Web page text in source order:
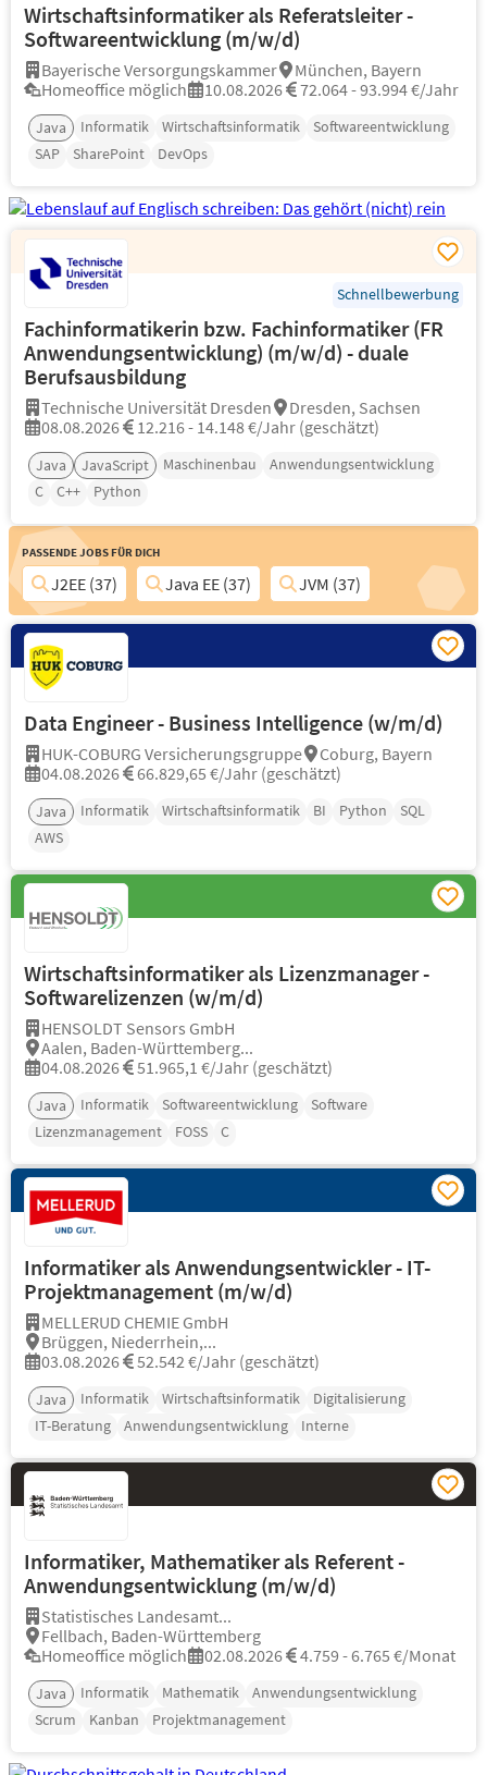
Wirtschaftsinformatiker als Referatsleiter -
Softwareentwicklung (m/w/d)
Bayerische Versorgungskammer
München, Bayern
Homeoffice möglich
10.08.2026 72.064 - 93.994 €/Jahr
Java Informatik Wirtschaftsinformatik
Softwareentwicklung
SAP
SharePoint DevOps
Schnellbewerbung
Fachinformatikerin bzw. Fachinformatiker (FR
Anwendungsentwicklung) (m/w/d) - duale
Berufsausbildung
Technische Universität Dresden
Dresden, Sachsen
08.08.2026
12.216 - 14.148 €/Jahr (geschätzt)
Java JavaScript Maschinenbau
Anwendungsentwicklung
C
C++ Python
Passende Jobs für Dich
J2EE (37)
Java EE (37) JVM (37)
Data Engineer - Business Intelligence (w/m/d)
HUK-COBURG Versicherungsgruppe
Coburg, Bayern
04.08.2026
66.829,65 €/Jahr (geschätzt)
Java Informatik Wirtschaftsinformatik BI Python
SQL
AWS
Wirtschaftsinformatiker als Lizenzmanager -
Softwarelizenzen (w/m/d)
HENSOLDT Sensors GmbH
Aalen, Baden-Württemberg...
04.08.2026
51.965,1 €/Jahr (geschätzt)
Java Informatik Softwareentwicklung
Software
Lizenzmanagement
FOSS C
Informatiker als Anwendungsentwickler - IT-
Projektmanagement (m/w/d)
MELLERUD CHEMIE GmbH
Brüggen, Niederrhein,...
03.08.2026
52.542 €/Jahr (geschätzt)
Java Informatik Wirtschaftsinformatik
Digitalisierung
IT-Beratung
Anwendungsentwicklung Interne
Informatiker, Mathematiker als Referent -
Anwendungsentwicklung (m/w/d)
Statistisches Landesamt...
Fellbach, Baden-Württemberg
Homeoffice möglich
02.08.2026 4.759 - 6.765 €/Monat
Java Informatik Mathematik
Anwendungsentwicklung
Scrum
Kanban Projektmanagement